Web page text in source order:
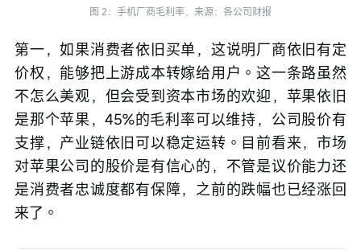
图 2：手机厂商毛利率，来源：各公司财报
第一，如果消费者依旧买单，这说明厂商依旧有定
价权，能够把上游成本转嫁给用户。这一条路虽然
不怎么美观，但会受到资本市场的欢迎，苹果依旧
是那个苹果，45%的毛利率可以维持，公司股价有
支撑，产业链依旧可以稳定运转。目前看来，市场
对苹果公司的股价是有信心的，不管是议价能力还
是消费者忠诚度都有保障，之前的跌幅也已经涨回
来了。